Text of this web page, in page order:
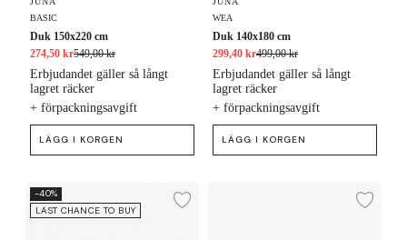
BASIC
Duk 150x220 cm
274,50 kr549,00 kr
+ förpackningsavgift
Erbjudandet gäller så långt
lagret räcker
LÄGG I KORGEN
WEA
Duk 140x180 cm
299,40 kr499,00 kr
+ förpackningsavgift
Erbjudandet gäller så långt
lagret räcker
LÄGG I KORGEN
Duk 140x270 cm
-40%
LAST CHANCE TO BUY
Lägg till i önskelista